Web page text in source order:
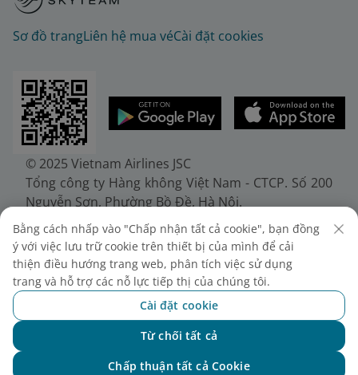
Sơ đồ trangLiên hệ mua véCài đặt cookies
© 2025 Vietnam Airlines JSC
Tổng công ty Hàng không Việt Nam - CTCP. Số 200
Nguyễn Sơn, Phường Bồ Đề, Hà Nội.
Điện thoại: (+84-24) 38272289. Fax: (+84-24)
38722375
Giấy chứng nhận đăng ký doanh nghiệp, mã số
doanh nghiệp 0100107518, đăng ký lần đầu ngày
30/6/2010, đăng ký thay đổi lần thứ 10 ngày
24/7/2025, cấp bởi Sở Tài chính Thành phố Hà Nội.
Bằng cách nhấp vào "Chấp nhận tất cả cookie", bạn đồng
ý với việc lưu trữ cookie trên thiết bị của mình để cải
thiện điều hướng trang web, phân tích việc sử dụng
trang và hỗ trợ các nỗ lực tiếp thị của chúng tôi.
Cài đặt cookie
Từ chối tất cả
Chấp thuận tất cả Cookie